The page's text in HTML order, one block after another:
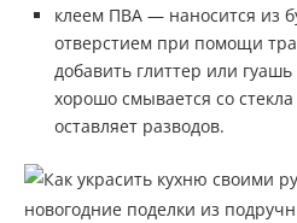
клеем ПВА — наносится из
отверстием при помощи
добавить глиттер или
хорошо смывается со
оставляет разводов.